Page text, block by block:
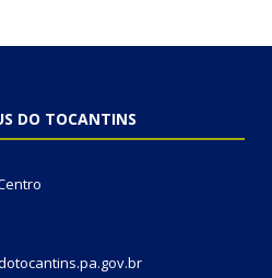
DO TOCANTINS